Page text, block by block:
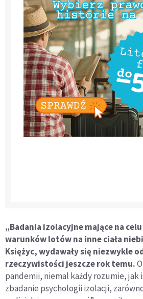
„Badania izolacyjne mające na
warunków lotów na inne ciała
Księżyc, wydawały się niezwykle
rzeczywistości jeszcze rok temu.
pandemii, niemal każdy rozumie, jak
zbadanie psychologii izolacji,